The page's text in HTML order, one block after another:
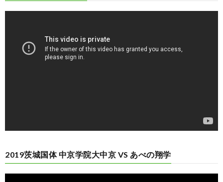
動
2019茨城国体 中京学院大中京 VS あべの翔学
動